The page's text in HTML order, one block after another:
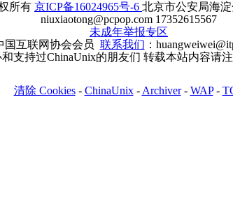
所有 京ICP备16024965号-6 北京市公安局海淀
niuxiaotong@pcpop.com 17352615567
未成年举报专区
国互联网协会会员 联系我们 ：
支持过ChinaUnix的朋友们 转载本站内容请
清除 Cookies- ChinaUnix- Archiver- WAP-